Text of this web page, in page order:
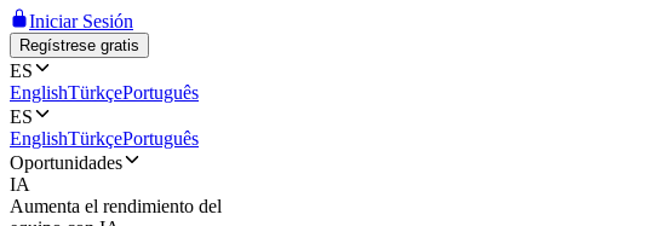
Iniciar Sesión
Regístrese gratis
ES
EnglishTürkçePortuguês
ES
EnglishTürkçePortuguês
Oportunidades
IA
Aumenta el rendimiento del